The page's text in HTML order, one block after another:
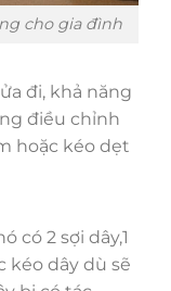
cho gia đình
đi, khả năng
điều chỉnh
hoặc kéo dẹt
có 2 sợi dây,1
kéo dây dù sẽ